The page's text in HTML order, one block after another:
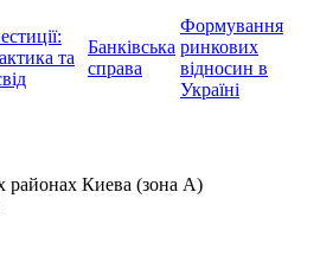
та
Банківська
справа
Формування
ринкових
відносин в
Україні
районах Киева (зона А)